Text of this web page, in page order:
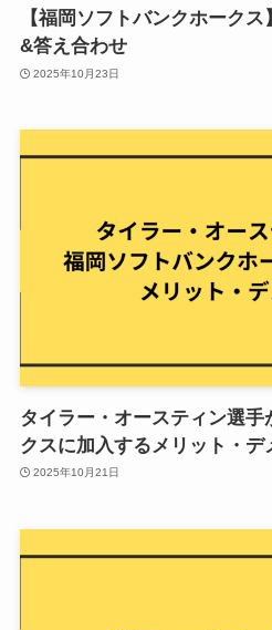
【福岡ソフトバンクホーク
&答え合わせ
2025年10月23日
タイラー・オースティン選
クスに加入するメリット・デ
2025年10月21日